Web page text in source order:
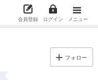
会員登録 ログイン メニュー
フォロー